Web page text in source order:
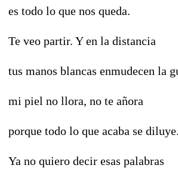
es todo lo que nos queda.
Te veo partir. Y en la distancia
tus manos blancas enmudecen la
mi piel no llora, no te añora
porque todo lo que acaba se diluye.
Ya no quiero decir esas palabras